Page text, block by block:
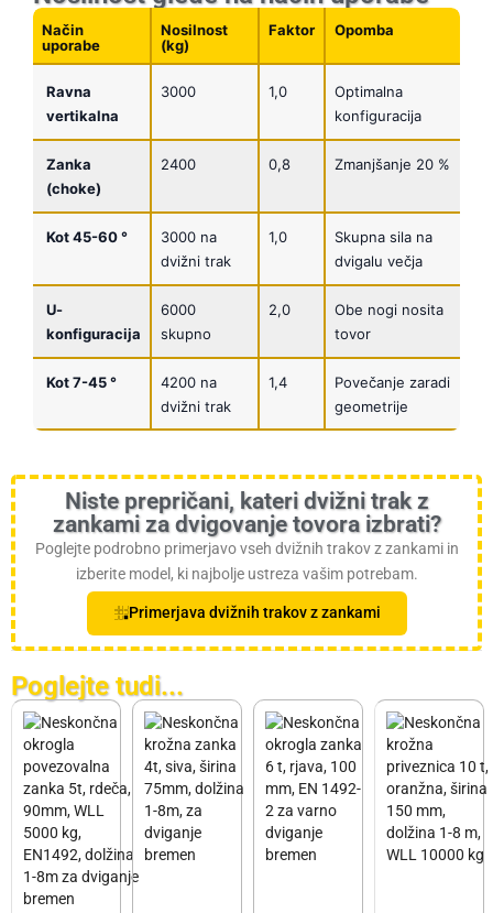
Način
uporabe
Nosilnost
(kg)
Faktor Opomba
Ravna
vertikalna
3000 1,0
Optimalna
konfiguracija
Zanka
(choke)
2400 0,8 Zmanjšanje 20 %
Kot 45-60 °
3000 na
dvižni trak
1,0
Skupna sila na
dvigalu večja
U-
konfiguracija
6000
skupno
2,0
Obe nogi nosita
tovor
Kot 7-45 °
4200 na
dvižni trak
1,4
Povečanje zaradi
geometrije
Niste prepričani, kateri dvižni trak z
zankami za dvigovanje tovora izbrati?
Poglejte podrobno primerjavo vseh dvižnih trakov z zankami in
izberite model, ki najbolje ustreza vašim potrebam.
Primerjava dvižnih trakov z zankami
Poglejte tudi...